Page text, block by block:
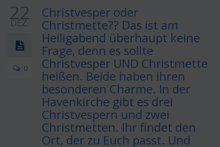
22
DEZ.
0
Christvesper oder
Christmette?? Das ist am
Heiligabend überhaupt keine
Frage, denn es sollte
Christvesper UND Christmette
heißen. Beide haben ihren
besonderen Charme. In der
Havenkirche gibt es drei
Christvespern und zwei
Christmetten. Ihr findet den
Ort, der zu Euch passt. Und